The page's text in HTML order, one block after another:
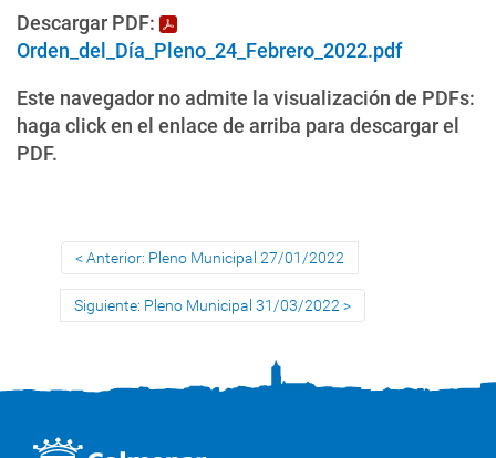
Descargar PDF:
Orden_del_Día_Pleno_24_Febrero_2022.pdf
Este navegador no admite la visualización de PDFs:
haga click en el enlace de arriba para descargar el
PDF.
Anterior: Pleno Municipal 27/01/2022
Siguiente: Pleno Municipal 31/03/2022